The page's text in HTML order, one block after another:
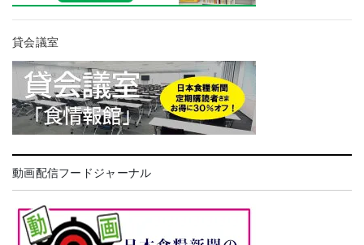
貸会議室
動画配信フードジャーナル